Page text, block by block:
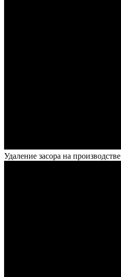
Удаление засора на производстве